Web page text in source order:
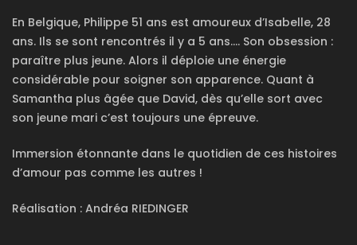
En Belgique, Philippe 51 ans est amoureux d’Isabelle, 28
ans. Ils se sont rencontrés il y a 5 ans.… Son obsession :
paraître plus jeune. Alors il déploie une énergie
considérable pour soigner son apparence. Quant à
Samantha plus âgée que David, dès qu’elle sort avec
son jeune mari c’est toujours une épreuve.
Immersion étonnante dans le quotidien de ces histoires
d’amour pas comme les autres !
Réalisation : Andréa RIEDINGER